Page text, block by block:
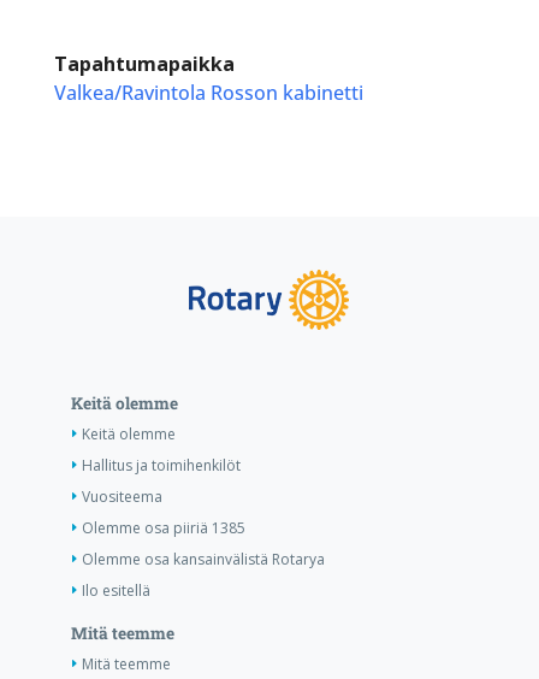
Tapahtumapaikka
Valkea/Ravintola Rosson kabinetti
Keitä olemme
Keitä olemme
Hallitus ja toimihenkilöt
Vuositeema
Olemme osa piiriä 1385
Olemme osa kansainvälistä Rotarya
Ilo esitellä
Mitä teemme
Mitä teemme